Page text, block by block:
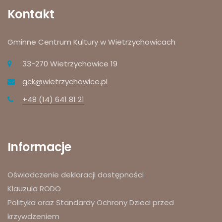
Kontakt
Gminne Centrum Kultury w Wietrzychowicach
33-270 Wietrzychowice 19
gck@wietrzychowice.pl
+48 (14) 641 81 21
Informacje
Oświadczenie deklaracji dostępności
Klauzula RODO
Polityka oraz Standardy Ochrony Dzieci przed
krzywdzeniem